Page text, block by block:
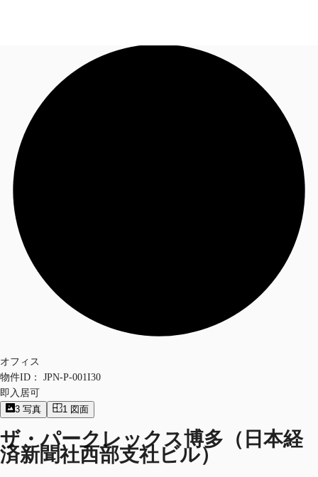
オフィス・事務所
倉庫・物流センター
お電話
オフィス
物件ID：
JPN-P-001I30
即入居可
3 写真 1 図面
ザ・パークレックス博多（日本経
済新聞社西部支社ビル）